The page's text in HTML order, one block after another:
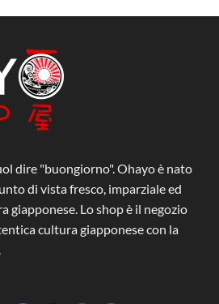
dire "buongiorno". Ohayo è nato
di vista fresco, imparziale ed
giapponese. Lo shop è il negozio
cultura giapponese con la